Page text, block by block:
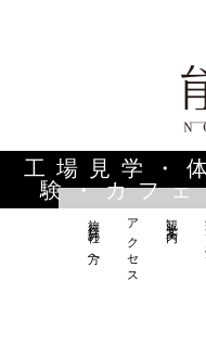
ー
ワ
ー
ド
オンラ
インシ
能作
と技
商品情
直営
工場見学・体
験・カフェ
観光案内
アクセス
旅行会社の方へ